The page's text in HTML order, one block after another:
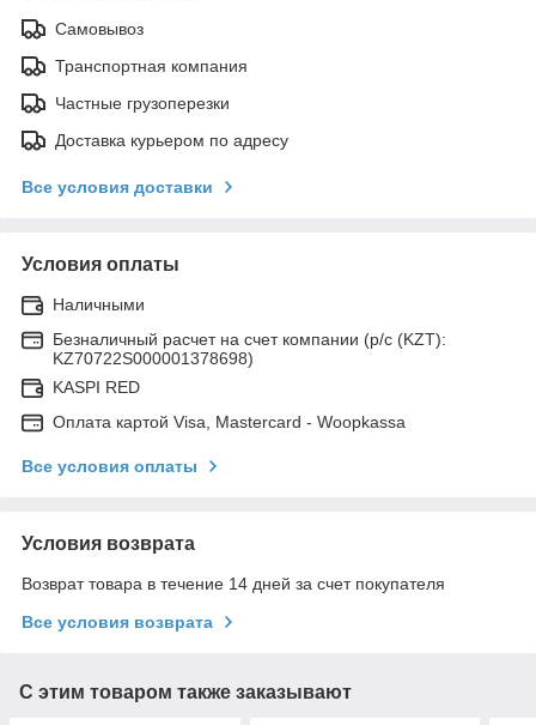
Самовывоз
Транспортная компания
Частные грузоперезки
Доставка курьером по адресу
Все условия доставки
Условия оплаты
Наличными
Безналичный расчет на счет компании (р/с (KZT):
KZ70722S000001378698)
KASPI RED
Оплата картой Visa, Mastercard - Woopkassa
Все условия оплаты
Условия возврата
Возврат товара в течение 14 дней за счет покупателя
Все условия возврата
С этим товаром также заказывают